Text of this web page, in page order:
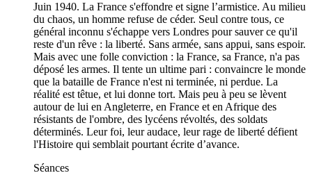
Juin 1940. La France s'effondre et signe l’armistice. Au milieu
du chaos, un homme refuse de céder. Seul contre tous, ce
général inconnu s'échappe vers Londres pour sauver ce qu'il
reste d'un rêve : la liberté. Sans armée, sans appui, sans espoir.
Mais avec une folle conviction : la France, sa France, n'a pas
déposé les armes. Il tente un ultime pari : convaincre le monde
que la bataille de France n'est ni terminée, ni perdue. La
réalité est têtue, et lui donne tort. Mais peu à peu se lèvent
autour de lui en Angleterre, en France et en Afrique des
résistants de l'ombre, des lycéens révoltés, des soldats
déterminés. Leur foi, leur audace, leur rage de liberté défient
l'Histoire qui semblait pourtant écrite d’avance.
Séances